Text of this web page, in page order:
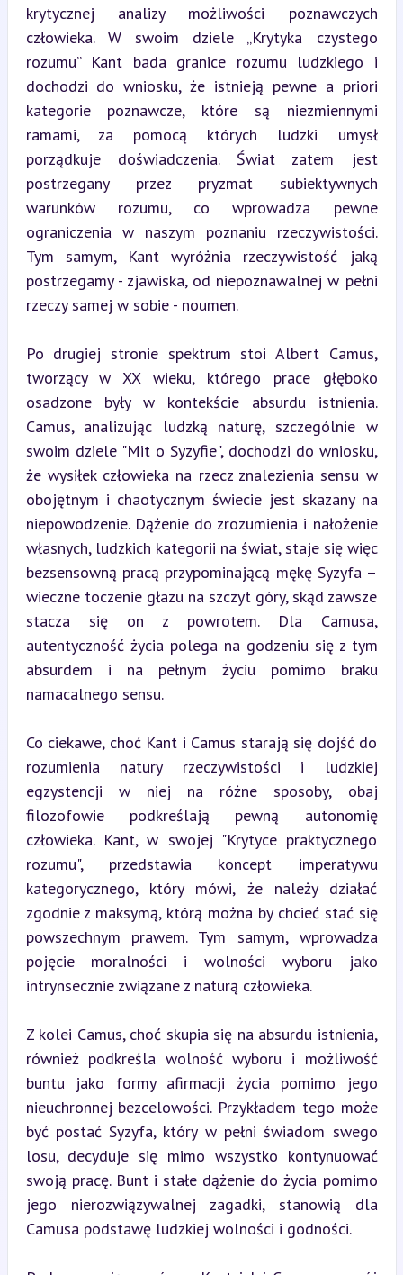
krytycznej analizy możliwości poznawczych
człowieka. W swoim dziele „Krytyka czystego
rozumu” Kant bada granice rozumu ludzkiego i
dochodzi do wniosku, że istnieją pewne a priori
kategorie poznawcze, które są niezmiennymi
ramami, za pomocą których ludzki umysł
porządkuje doświadczenia. Świat zatem jest
postrzegany przez pryzmat subiektywnych
warunków rozumu, co wprowadza pewne
ograniczenia w naszym poznaniu rzeczywistości.
Tym samym, Kant wyróżnia rzeczywistość jaką
postrzegamy - zjawiska, od niepoznawalnej w pełni
rzeczy samej w sobie - noumen.
Po drugiej stronie spektrum stoi Albert Camus,
tworzący w XX wieku, którego prace głęboko
osadzone były w kontekście absurdu istnienia.
Camus, analizując ludzką naturę, szczególnie w
swoim dziele "Mit o Syzyfie", dochodzi do wniosku,
że wysiłek człowieka na rzecz znalezienia sensu w
obojętnym i chaotycznym świecie jest skazany na
niepowodzenie. Dążenie do zrozumienia i nałożenie
własnych, ludzkich kategorii na świat, staje się więc
bezsensowną pracą przypominającą mękę Syzyfa –
wieczne toczenie głazu na szczyt góry, skąd zawsze
stacza się on z powrotem. Dla Camusa,
autentyczność życia polega na godzeniu się z tym
absurdem i na pełnym życiu pomimo braku
namacalnego sensu.
Co ciekawe, choć Kant i Camus starają się dojść do
rozumienia natury rzeczywistości i ludzkiej
egzystencji w niej na różne sposoby, obaj
filozofowie podkreślają pewną autonomię
człowieka. Kant, w swojej "Krytyce praktycznego
rozumu", przedstawia koncept imperatywu
kategorycznego, który mówi, że należy działać
zgodnie z maksymą, którą można by chcieć stać się
powszechnym prawem. Tym samym, wprowadza
pojęcie moralności i wolności wyboru jako
intrynsecznie związane z naturą człowieka.
Z kolei Camus, choć skupia się na absurdu istnienia,
również podkreśla wolność wyboru i możliwość
buntu jako formy afirmacji życia pomimo jego
nieuchronnej bezcelowości. Przykładem tego może
być postać Syzyfa, który w pełni świadom swego
losu, decyduje się mimo wszystko kontynuować
swoją pracę. Bunt i stałe dążenie do życia pomimo
jego nierozwiązywalnej zagadki, stanowią dla
Camusa podstawę ludzkiej wolności i godności.